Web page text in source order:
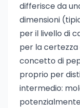
differisce da
dimensioni
per il livello di
per la certezza
concetto di
proprio per
intermedio: